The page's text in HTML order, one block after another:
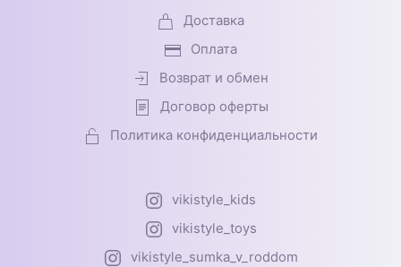
Доставка
Оплата
Возврат и обмен
Договор оферты
Политика конфиденциальности
vikistyle_kids
vikistyle_toys
vikistyle_sumka_v_roddom